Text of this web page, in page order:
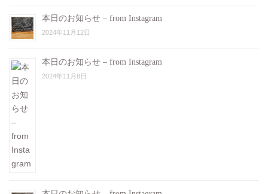
本日のお知らせ – from Instagram
2024年11月12日
本日のお知らせ – from Instagram
2024年11月8日